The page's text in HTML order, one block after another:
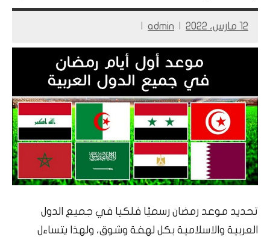
12 مارس، 2022 admin
تحديد موعد رمضان رسميًا فلكيا في جميع الدول
العربية والاسلامية بكل لهفة وشوق، ولهذا يتساءل